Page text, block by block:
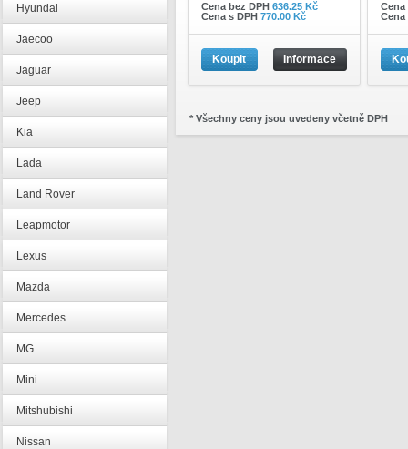
Cena bez DPH 636.25 Kč
Cena s DPH 770.00 Kč
Koupit Informace
* Všechny ceny jsou uvedeny včetně DPH
Hyundai
Jaecoo
Jaguar
Jeep
Kia
Lada
Land Rover
Leapmotor
Lexus
Mazda
Mercedes
MG
Mini
Mitshubishi
Nissan